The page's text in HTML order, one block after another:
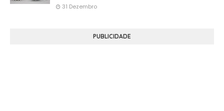
31 Dezembro
PUBLICIDADE